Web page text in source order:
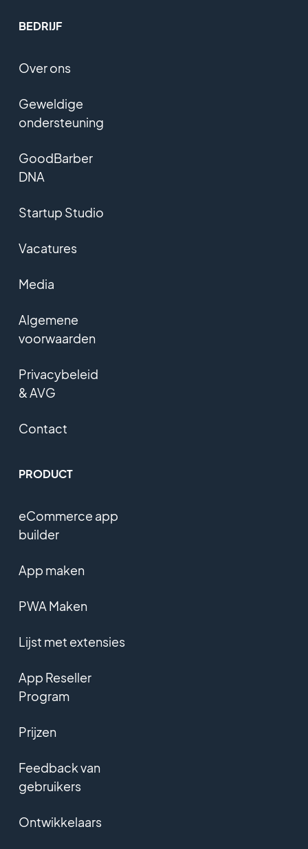
BEDRIJF
Over ons
Geweldige
ondersteuning
GoodBarber
DNA
Startup Studio
Vacatures
Media
Algemene
voorwaarden
Privacybeleid
& AVG
Contact
PRODUCT
eCommerce app
builder
App maken
PWA Maken
Lijst met extensies
App Reseller
Program
Prijzen
Feedback van
gebruikers
Ontwikkelaars